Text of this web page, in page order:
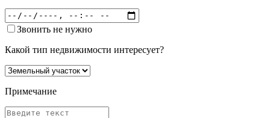
Звонить не нужно
Какой тип недвижимости интересует?
Примечание